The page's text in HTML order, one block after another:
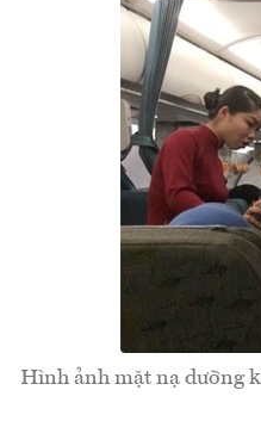
Hình ảnh mặt nạ dưỡng